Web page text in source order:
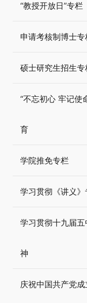
“教授开放日”专栏
申请考核制博士专
硕士研究生招生专
“不忘初心 牢记使
育
学院推免专栏
学习贯彻《讲义》
学习贯彻十九届
神
庆祝中国共产党